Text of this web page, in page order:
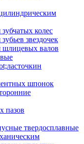
колес
звездочек
шлицевых валов
шпонок
пазов
твердосплавные